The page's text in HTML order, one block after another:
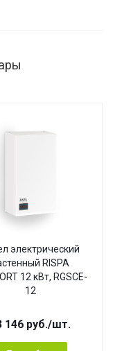
электрический
RISPA
12 кВт, RGSCE-
12
146 руб./шт.